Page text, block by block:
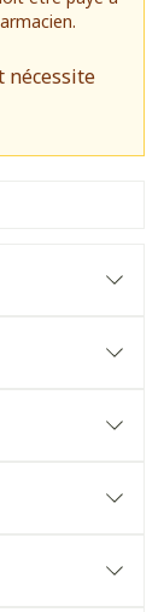
nécessite